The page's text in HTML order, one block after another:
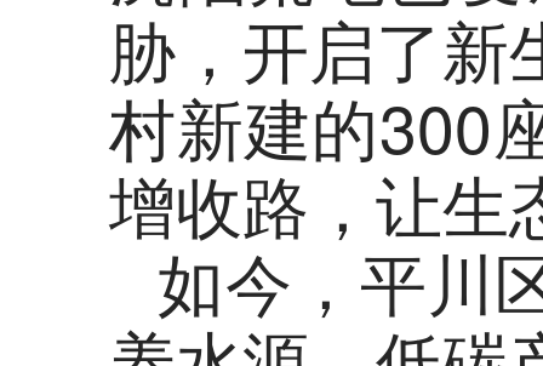
胁，开启了新
村新建的300
增收路，让生
如今，平川